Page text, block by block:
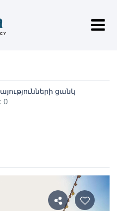
ցանկ
0